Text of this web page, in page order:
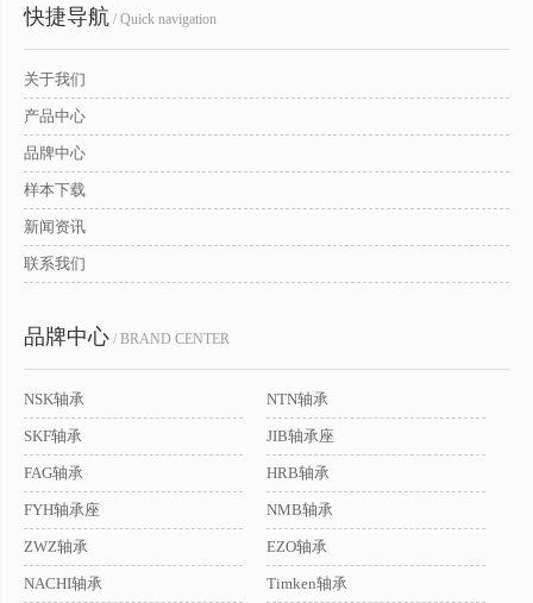
快捷导航 / Quick navigation
关于我们
产品中心
品牌中心
样本下载
新闻资讯
联系我们
品牌中心 / BRAND CENTER
NSK轴承 NTN轴承
SKF轴承 JIB轴承座
FAG轴承 HRB轴承
FYH轴承座 NMB轴承
ZWZ轴承 EZO轴承
NACHI轴承 Timken轴承